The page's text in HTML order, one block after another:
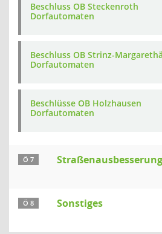
Beschluss OB Steckenroth
Dorfautomaten
Beschluss OB Strinz-Margarethä
Dorfautomaten
Beschlüsse OB Holzhausen
Dorfautomaten
Ö 7
Ö 8 Sonstiges